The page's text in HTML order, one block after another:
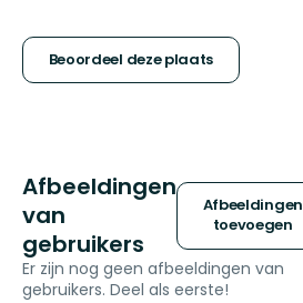
sterren
Beoordeel deze plaats
Afbeeldingen
van
gebruikers
Afbeeldingen
toevoegen
Er zijn nog geen afbeeldingen van
gebruikers. Deel als eerste!